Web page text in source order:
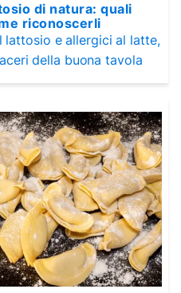
di natura: quali
riconoscerli
lattosio e allergici al latte,
della buona tavola